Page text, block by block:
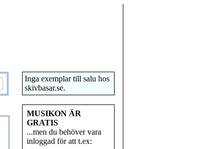
Inga exemplar till salu hos
skivbasar.se.
MUSIKON ÄR
GRATIS
...men du behöver vara
inloggad för att t.ex: